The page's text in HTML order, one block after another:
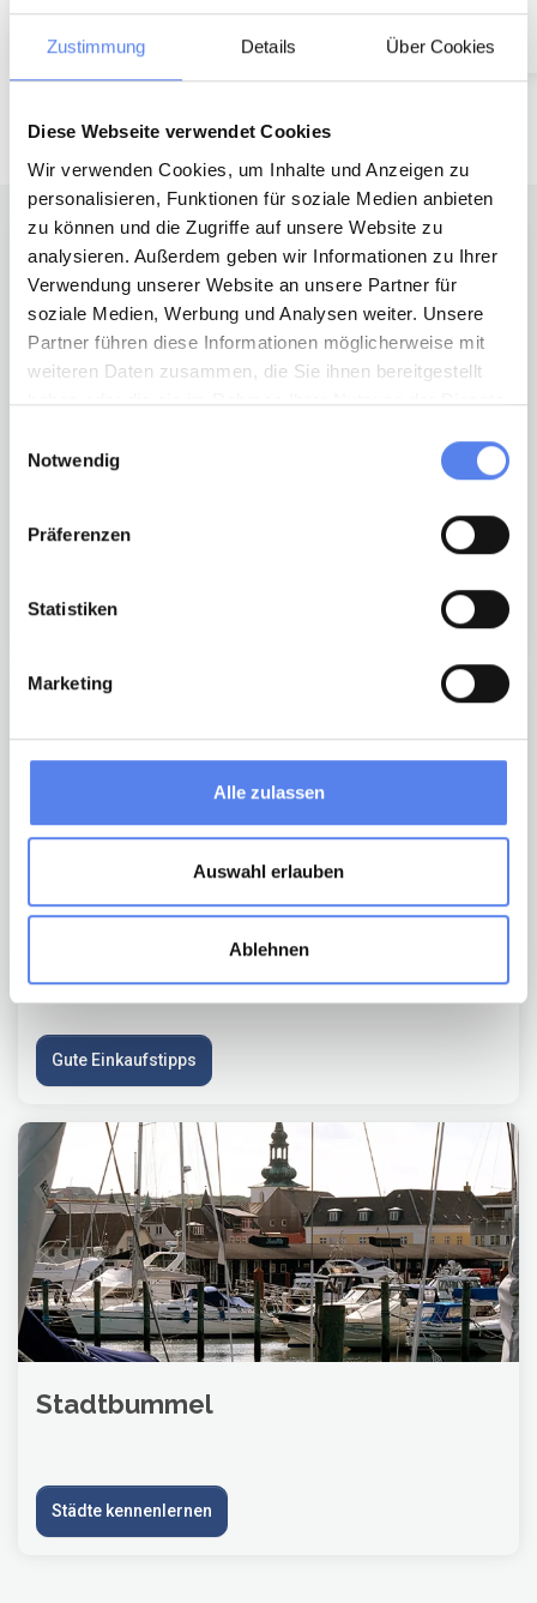
Zustimmung Details Über Cookies
Diese Webseite verwendet Cookies
Wir verwenden Cookies, um Inhalte und Anzeigen zu
personalisieren, Funktionen für soziale Medien anbieten
zu können und die Zugriffe auf unsere Website zu
analysieren. Außerdem geben wir Informationen zu Ihrer
Verwendung unserer Website an unsere Partner für
soziale Medien, Werbung und Analysen weiter. Unsere
Partner führen diese Informationen möglicherweise mit
weiteren Daten zusammen, die Sie ihnen bereitgestellt
haben oder die sie im Rahmen Ihrer Nutzung der Dienste
Notwendig
Präferenzen
Statistiken
Marketing
Alle zulassen
Auswahl erlauben
Ablehnen
4,7 (7) ab660,00 EUR 4,6 (6)
Mehr sehen
Ideen für Ausflüge
Gute Einkaufstipps
Stadtbummel
Städte kennenlernen